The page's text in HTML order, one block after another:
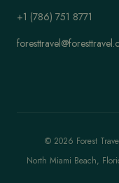
+1 (786) 751 8771
© 2026 Forest
North Miami Beach,